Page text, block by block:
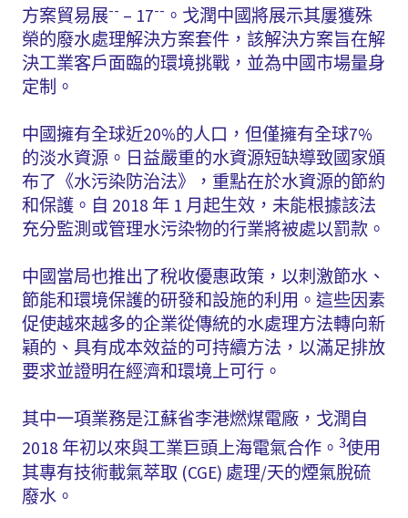
方案貿易展-- – 17-- 。戈潤中國將展示其屢獲殊
榮的廢水處理解決方案套件，該解決方案旨在解
決工業客戶面臨的環境挑戰，並為中國市場量身
定制。
中國擁有全球近20%的人口，但僅擁有全球7%
的淡水資源。日益嚴重的水資源短缺導致國家頒
布了《水污染防治法》，重點在於水資源的節約
和保護。自 2018 年 1 月起生效，未能根據該法
充分監測或管理水污染物的行業將被處以罰款。
中國當局也推出了稅收優惠政策，以刺激節水、
節能和環境保護的研發和設施的利用。這些因素
促使越來越多的企業從傳統的水處理方法轉向新
穎的、具有成本效益的可持續方法，以滿足排放
要求並證明在經濟和環境上可行。
其中一項業務是江蘇省李港燃煤電廠，戈潤自
2018 年初以來與工業巨頭上海電氣合作。 3使用
其專有技術載氣萃取 (CGE) 處理/天的煙氣脫硫
廢水。